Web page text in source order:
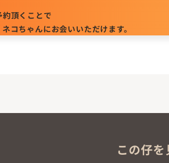
頂くことで
コちゃんにお会いいただけます。
この仔